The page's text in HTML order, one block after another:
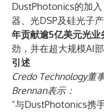
DustPhotonics的加
器、光DSP及硅光子
年贡献逾5亿美元光业
劲，并在超大规模AI
引述
Credo Technology董
Brennan表示：
“与DustPhotonics携